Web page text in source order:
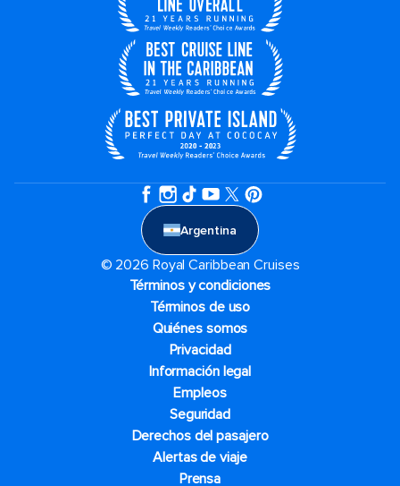
Argentina
© 2026 Royal Caribbean Cruises
Términos y condiciones
Términos de uso
Quiénes somos
Privacidad
Información legal
Empleos
Seguridad
Derechos del pasajero
Alertas de viaje
Prensa